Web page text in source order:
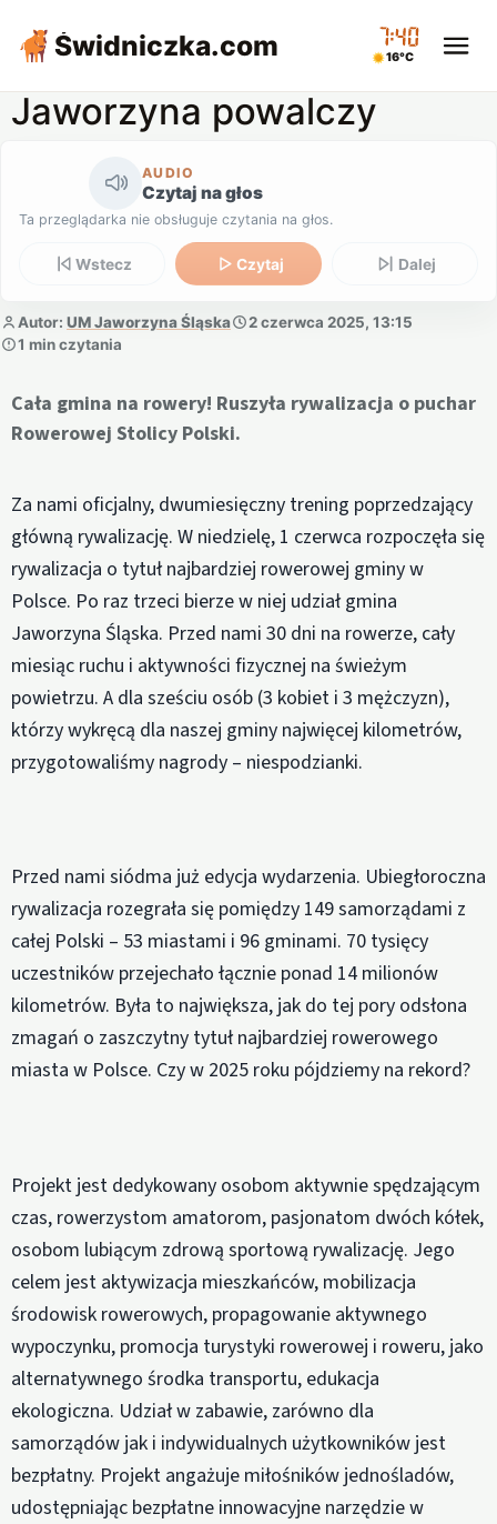
Świdniczka.com 07:40
16°C
Jaworzyna powalczy
AUDIO
Czytaj na głos
Ta przeglądarka nie obsługuje czytania na głos.
Wstecz Czytaj Dalej
Autor: UM Jaworzyna Śląska
2 czerwca 2025, 13:15
1 min czytania
Cała gmina na rowery! Ruszyła rywalizacja o puchar
Rowerowej Stolicy Polski.
Za nami oficjalny, dwumiesięczny trening poprzedzający
główną rywalizację. W niedzielę, 1 czerwca rozpoczęła się
rywalizacja o tytuł najbardziej rowerowej gminy w
Polsce. Po raz trzeci bierze w niej udział gmina
Jaworzyna Śląska. Przed nami 30 dni na rowerze, cały
miesiąc ruchu i aktywności fizycznej na świeżym
powietrzu. A dla sześciu osób (3 kobiet i 3 mężczyzn),
którzy wykręcą dla naszej gminy najwięcej kilometrów,
przygotowaliśmy nagrody – niespodzianki.
Przed nami siódma już edycja wydarzenia. Ubiegłoroczna
rywalizacja rozegrała się pomiędzy 149 samorządami z
całej Polski – 53 miastami i 96 gminami. 70 tysięcy
uczestników przejechało łącznie ponad 14 milionów
kilometrów. Była to największa, jak do tej pory odsłona
zmagań o zaszczytny tytuł najbardziej rowerowego
miasta w Polsce. Czy w 2025 roku pójdziemy na rekord?
Projekt jest dedykowany osobom aktywnie spędzającym
czas, rowerzystom amatorom, pasjonatom dwóch kółek,
osobom lubiącym zdrową sportową rywalizację. Jego
celem jest aktywizacja mieszkańców, mobilizacja
środowisk rowerowych, propagowanie aktywnego
wypoczynku, promocja turystyki rowerowej i roweru, jako
alternatywnego środka transportu, edukacja
ekologiczna. Udział w zabawie, zarówno dla
samorządów jak i indywidualnych użytkowników jest
bezpłatny. Projekt angażuje miłośników jednośladów,
udostępniając bezpłatne innowacyjne narzędzie w